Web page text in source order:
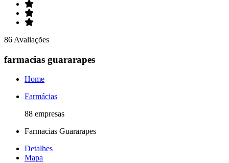
86 Avaliações
farmacias guararapes
Home
Farmácias
88 empresas
Farmacias Guararapes
Detalhes
Mapa